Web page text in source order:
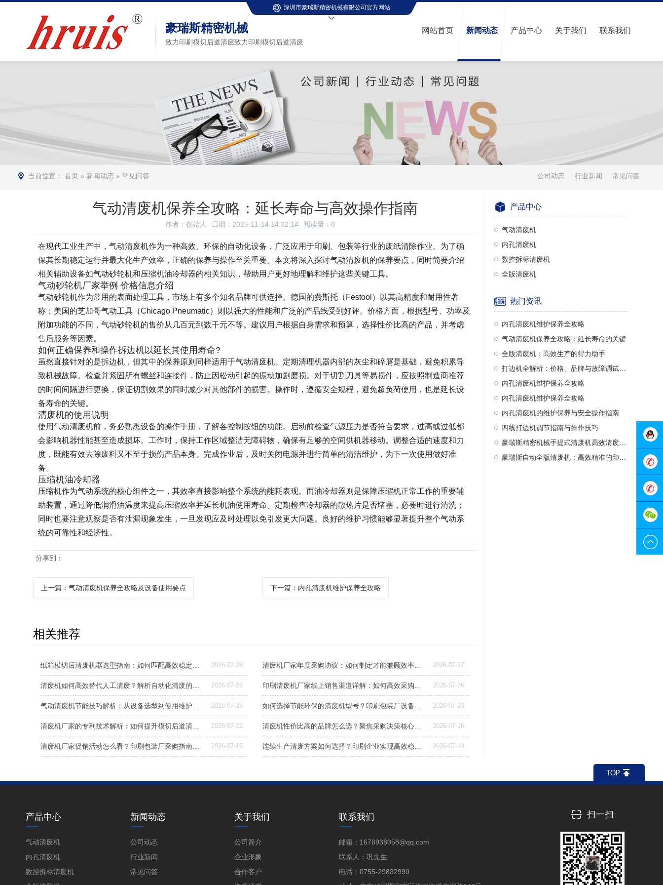
豪瑞斯精密机械
致力印刷模切后道清废致力印刷模切后道清废
深圳市豪瑞斯精密机械有限公司官方网站
网站首页 新闻动态 产品中心 关于我们 联系我们
当前位置： 首页 » 新闻动态 » 常见问答 公司动态 行业新闻 常见问答
气动清废机保养全攻略：延长寿命与高效操作指南
作者：创始人 日期：2025-11-14 14:32:14 阅读量： 0
在现代工业生产中，气动清废机作为一种高效、环保的自动化设备，广泛应用于印刷、包装等行业的废纸清除作业。为了确
保其长期稳定运行并最大化生产效率，正确的保养与操作至关重要。本文将深入探讨气动清废机的保养要点，同时简要介绍
相关辅助设备如气动砂轮机和压缩机油冷却器的相关知识，帮助用户更好地理解和维护这些关键工具。
气动砂轮机厂家举例 价格信息介绍
气动砂轮机作为常用的表面处理工具，市场上有多个知名品牌可供选择。德国的费斯托（Festool）以其高精度和耐用性著
称；美国的芝加哥气动工具（Chicago Pneumatic）则以强大的性能和广泛的产品线受到好评。价格方面，根据型号、功率及
附加功能的不同，气动砂轮机的售价从几百元到数千元不等。建议用户根据自身需求和预算，选择性价比高的产品，并考虑
售后服务等因素。
如何正确保养和操作拆边机以延长其使用寿命?
虽然直接针对的是拆边机，但其中的保养原则同样适用于气动清废机。定期清理机器内部的灰尘和碎屑是基础，避免积累导
致机械故障。检查并紧固所有螺丝和连接件，防止因松动引起的振动加剧磨损。对于切割刀具等易损件，应按照制造商推荐
的时间间隔进行更换，保证切割效果的同时减少对其他部件的损害。操作时，遵循安全规程，避免超负荷使用，也是延长设
备寿命的关键。
清废机的使用说明
使用气动清废机前，务必熟悉设备的操作手册，了解各控制按钮的功能。启动前检查气源压力是否符合要求，过高或过低都
会影响机器性能甚至造成损坏。工作时，保持工作区域整洁无障碍物，确保有足够的空间供机器移动。调整合适的速度和力
度，既能有效去除废料又不至于损伤产品本身。完成作业后，及时关闭电源并进行简单的清洁维护，为下一次使用做好准
备。
压缩机油冷却器
压缩机作为气动系统的核心组件之一，其效率直接影响整个系统的能耗表现。而油冷却器则是保障压缩机正常工作的重要辅
助装置，通过降低润滑油温度来提高压缩效率并延长机油使用寿命。定期检查冷却器的散热片是否堵塞，必要时进行清洗；
同时也要注意观察是否有泄漏现象发生，一旦发现应及时处理以免引发更大问题。良好的维护习惯能够显著提升整个气动系
统的可靠性和经济性。
分享到：
上一篇 ：气动清废机保养全攻略及设备使用要点 下一篇：内孔清废机维护保养全攻略
相关推荐
2026-07-28 清废机厂家年度采购协议：如何制定才能兼顾效率与成本控制？ 2026-07-27
2026-07-26 2026-07-26
2026-07-25 2026-07-23
2026-07-22 清废机性价比高的品牌怎么选？聚焦采购决策核心三要素 2026-07-16
2026-07-15 2026-07-14
产品中心
气动清废机
内孔清废机
数控拆标清废机
全版清废机
热门资讯
内孔清废机维护保养全攻略
气动清废机保养全攻略：延长寿命的关键
全版清废机：高效生产的得力助手
内孔清废机维护保养全攻略
内孔清废机维护保养全攻略
内孔清废机的维护保养与安全操作指南
四线打边机调节指南与操作技巧
产品中心
气动清废机
内孔清废机
数控拆标清废机
新闻动态
公司动态
行业新闻
常见问答
关于我们
公司简介
企业形象
合作客户
联系我们
邮箱：1678938058@qq.com
联系人：巩先生
电话：0755-29882990
扫一扫
在线客
0755-